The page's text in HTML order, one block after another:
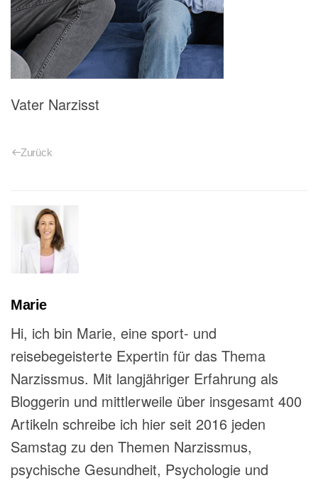
Vater Narzisst
Zurück
Marie
Hi, ich bin Marie, eine sport- und
reisebegeisterte Expertin für das Thema
Narzissmus. Mit langjähriger Erfahrung als
Bloggerin und mittlerweile über insgesamt 400
Artikeln schreibe ich hier seit 2016 jeden
Samstag zu den Themen Narzissmus,
psychische Gesundheit, Psychologie und